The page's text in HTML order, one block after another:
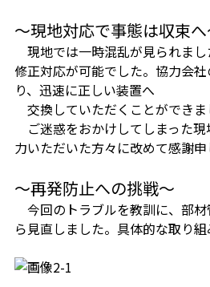
～現地対応で事態は収束
現地では一時混乱が見られま
修正対応が可能でした。協力会
り、迅速に正しい装置へ
交換していただくことができま
ご迷惑をおかけしてしまった
力いただいた方々に改めて感謝申
～再発防止への挑戦～
今回のトラブルを教訓に、部
ら見直しました。具体的な取り組